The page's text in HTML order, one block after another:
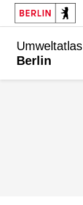
Umweltatlas
Berlin